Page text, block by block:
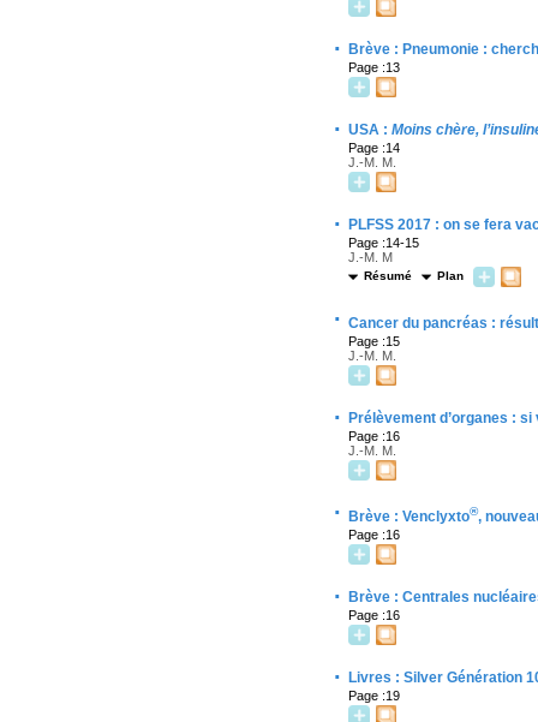
· Brève : Pneumonie :
Page :13
· USA : Moins chère,
Page :14
J.-M. M.
· PLFSS 2017 : on se fera
Page :14-15
J.-M. M
Résumé Plan
· Cancer du pancréas :
Page :15
J.-M. M.
· Prélèvement d’organes :
Page :16
J.-M. M.
· Brève : Venclyxto®,
Page :16
· Brève : Centrales
Page :16
· Livres : Silver Génération
Page :19